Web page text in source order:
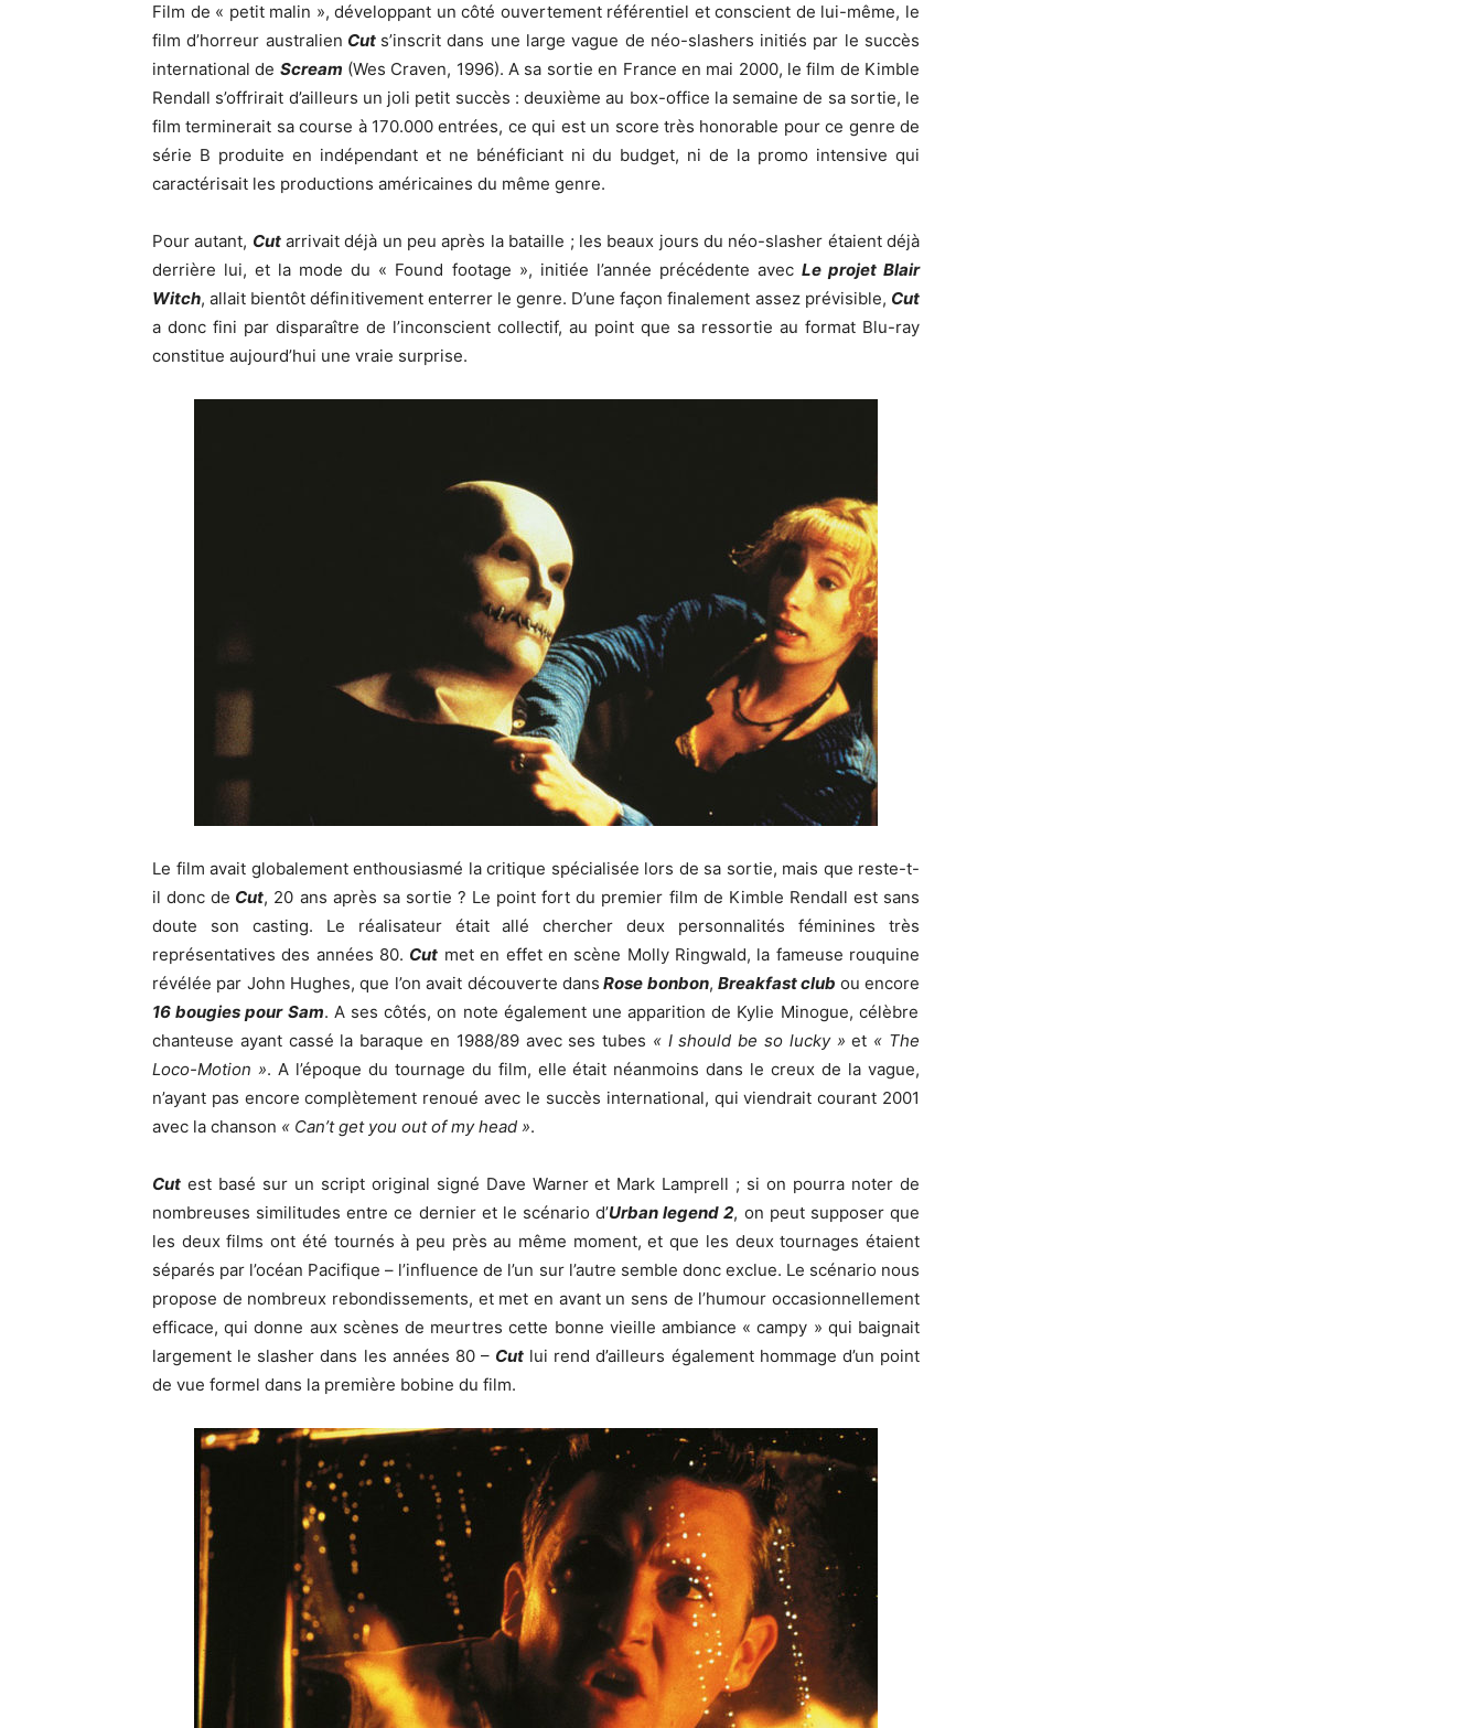
Film de « petit malin », développant un côté ouvertement référentiel et conscient de lui-même, le
film d’horreur australien Cut s’inscrit dans une large vague de néo-slashers initiés par le succès
international de Scream (Wes Craven, 1996). A sa sortie en France en mai 2000, le film de Kimble
Rendall s’offrirait d’ailleurs un joli petit succès : deuxième au box-office la semaine de sa sortie, le
film terminerait sa course à 170.000 entrées, ce qui est un score très honorable pour ce genre de
série B produite en indépendant et ne bénéficiant ni du budget, ni de la promo intensive qui
caractérisait les productions américaines du même genre.
Pour autant, Cutarrivait déjà un peu après la bataille ; les beaux jours du néo-slasher étaient déjà
derrière lui, et la mode du « Found footage », initiée l’année précédente avec Le projet Blair
Witch, allait bientôt définitivement enterrer le genre. D’une façon finalement assez prévisible, Cut
a donc fini par disparaître de l’inconscient collectif, au point que sa ressortie au format Blu-ray
constitue aujourd’hui une vraie surprise.
Le film avait globalement enthousiasmé la critique spécialisée lors de sa sortie, mais que reste-t-
il donc de Cut, 20 ans après sa sortie ? Le point fort du premier film de Kimble Rendall est sans
doute son casting. Le réalisateur était allé chercher deux personnalités féminines très
représentatives des années 80. Cut met en effet en scène Molly Ringwald, la fameuse rouquine
révélée par John Hughes, que l’on avait découverte dans Rose bonbon, Breakfast club ou encore
16 bougies pour Sam. A ses côtés, on note également une apparition de Kylie Minogue, célèbre
chanteuse ayant cassé la baraque en 1988/89 avec ses tubes « I should be so lucky » et « The
Loco-Motion ». A l’époque du tournage du film, elle était néanmoins dans le creux de la vague,
n’ayant pas encore complètement renoué avec le succès international, qui viendrait courant 2001
avec la chanson « Can’t get you out of my head ».
Cut est basé sur un script original signé Dave Warner et Mark Lamprell ; si on pourra noter de
nombreuses similitudes entre ce dernier et le scénario d’Urban legend 2, on peut supposer que
les deux films ont été tournés à peu près au même moment, et que les deux tournages étaient
séparés par l’océan Pacifique – l’influence de l’un sur l’autre semble donc exclue. Le scénario nous
propose de nombreux rebondissements, et met en avant un sens de l’humour occasionnellement
efficace, qui donne aux scènes de meurtres cette bonne vieille ambiance « campy » qui baignait
largement le slasher dans les années 80 – Cut lui rend d’ailleurs également hommage d’un point
de vue formel dans la première bobine du film.